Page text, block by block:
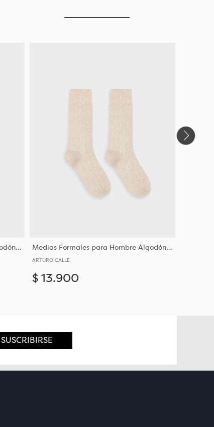
Medias Formales para Hombre Algodón y Poliéster Medias Formales para Hombre Algodón y Poliéster
ARTURO CALLE
$ 13.900
SUSCRIBIRSE